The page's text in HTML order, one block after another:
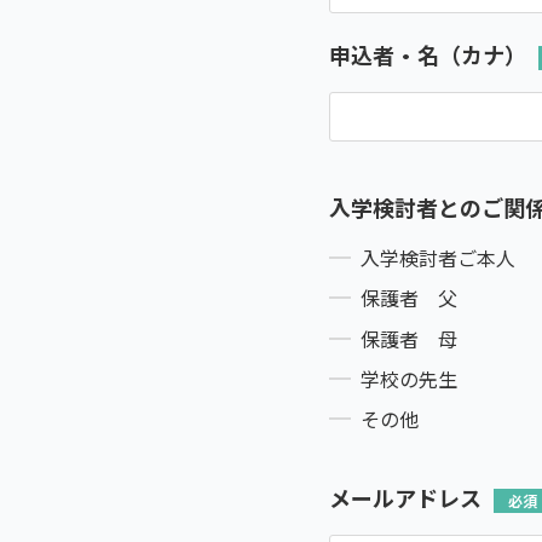
申込者・名（カナ）
入学検討者とのご関
入学検討者ご本人
保護者 父
保護者 母
学校の先生
その他
メールアドレス